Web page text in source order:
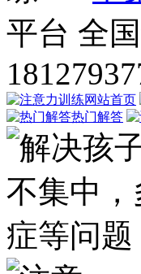
平台 全
网站首页
热门解答